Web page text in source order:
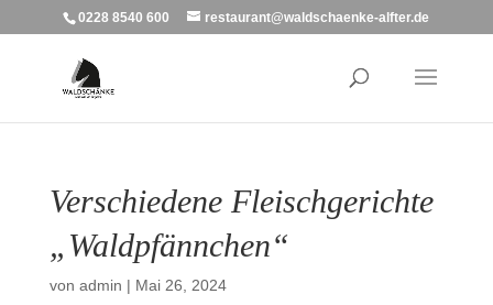
0228 8540 600 restaurant@waldschaenke-alfter.de
Verschiedene Fleischgerichte
„Waldpfännchen“
von admin | Mai 26, 2024